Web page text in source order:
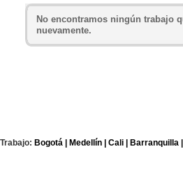
No encontramos ningún trabajo
nuevamente.
Trabajo: Bogotá | Medellín | Cali | Barranquilla |